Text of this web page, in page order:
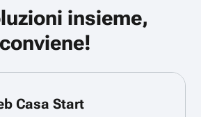
insieme,
conviene!
Casa Start